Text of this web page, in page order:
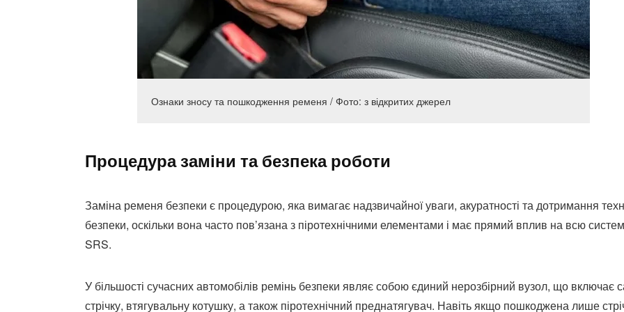
Ознаки зносу та пошкодження ременя / Фото: з відкритих джерел
Процедура заміни та безпека роботи
Заміна ременя безпеки є процедурою, яка вимагає надзвичайної уваги, акуратності та дотримання
безпеки, оскільки вона часто пов’язана з піротехнічними елементами і має прямий вплив на всю
SRS.
У більшості сучасних автомобілів ремінь безпеки являє собою єдиний нерозбірний вузол, що включає
стрічку, втягувальну котушку, а також піротехнічний преднатягувач. Навіть якщо пошкоджена лише